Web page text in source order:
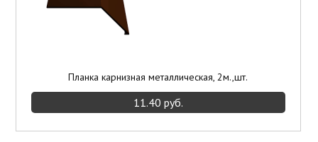
Планка карнизная металлическая, 2м.,шт.
11.40 руб.